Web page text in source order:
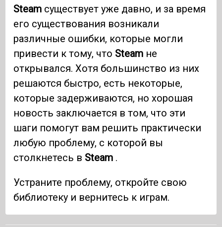
Steam существует уже давно, и за время
его существования возникали
различные ошибки, которые могли
привести к тому, что Steam не
открывался. Хотя большинство из них
решаются быстро, есть некоторые,
которые задерживаются, но хорошая
новость заключается в том, что эти
шаги помогут вам решить практически
любую проблему, с которой вы
столкнетесь в Steam .
Устраните проблему, откройте свою
библиотеку и вернитесь к играм.